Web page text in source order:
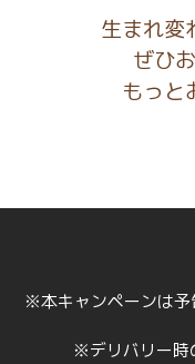
生まれ変
ぜひ
もっと
※本キャンペーンは予
※デリバリー時